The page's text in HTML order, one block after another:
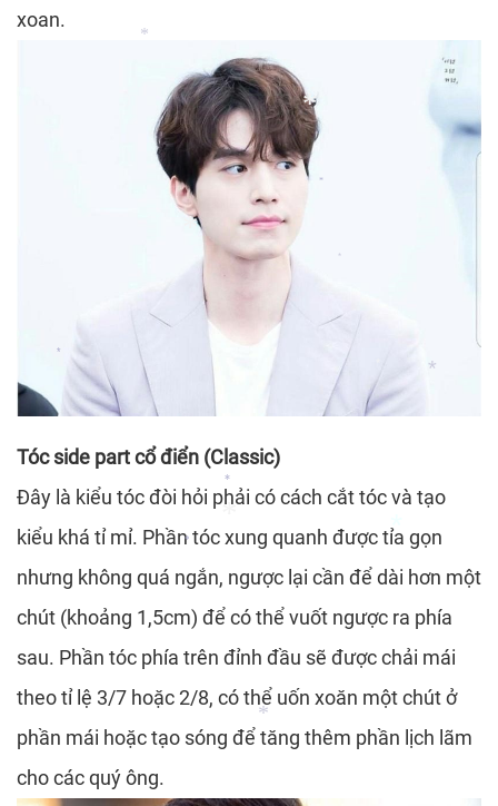
*
*
* *
xoan.
Tóc side part cổ điển (Classic)
Đây là kiểu tóc đòi hỏi phải có cách cắt tóc và tạo
kiểu khá tỉ mỉ. Phần tóc xung quanh được tỉa gọn
nhưng không quá ngắn, ngược lại cần để dài hơn một
chút (khoảng 1,5cm) để có thể vuốt ngược ra phía
sau. Phần tóc phía trên đỉnh đầu sẽ được chải mái
theo tỉ lệ 3/7 hoặc 2/8, có thể uốn xoăn một chút ở
phần mái hoặc tạo sóng để tăng thêm phần lịch lãm
cho các quý ông.